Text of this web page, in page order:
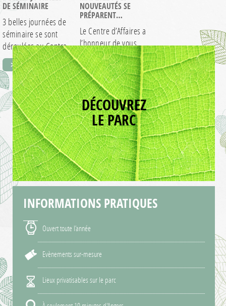
DE SÉMINAIRE
3 belles journées de
séminaire se sont
déroulées au Centre
d’affaires pour…
> EN SAVOIR +
NOUVEAUTÉS SE
PRÉPARENT…
Le Centre d’Affaires a
l’honneur de vous
annoncer en avant-
première la sortie…
> EN SAVOIR +
DÉCOUVREZ
LE PARC
INFORMATIONS PRATIQUES
Ouvert toute l’année
Evènements sur-mesure
Lieux privatisables sur le parc